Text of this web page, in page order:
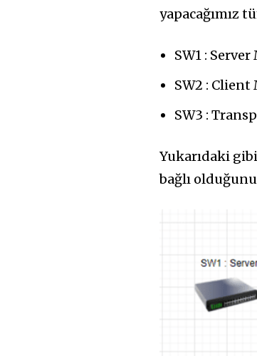
yapacağımız
SW1 : Server
SW2 : Client
SW3 :
Yukarıdaki
bağlı